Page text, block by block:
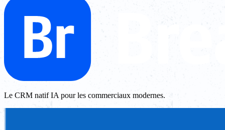
Le CRM natif IA pour les commerciaux modernes.